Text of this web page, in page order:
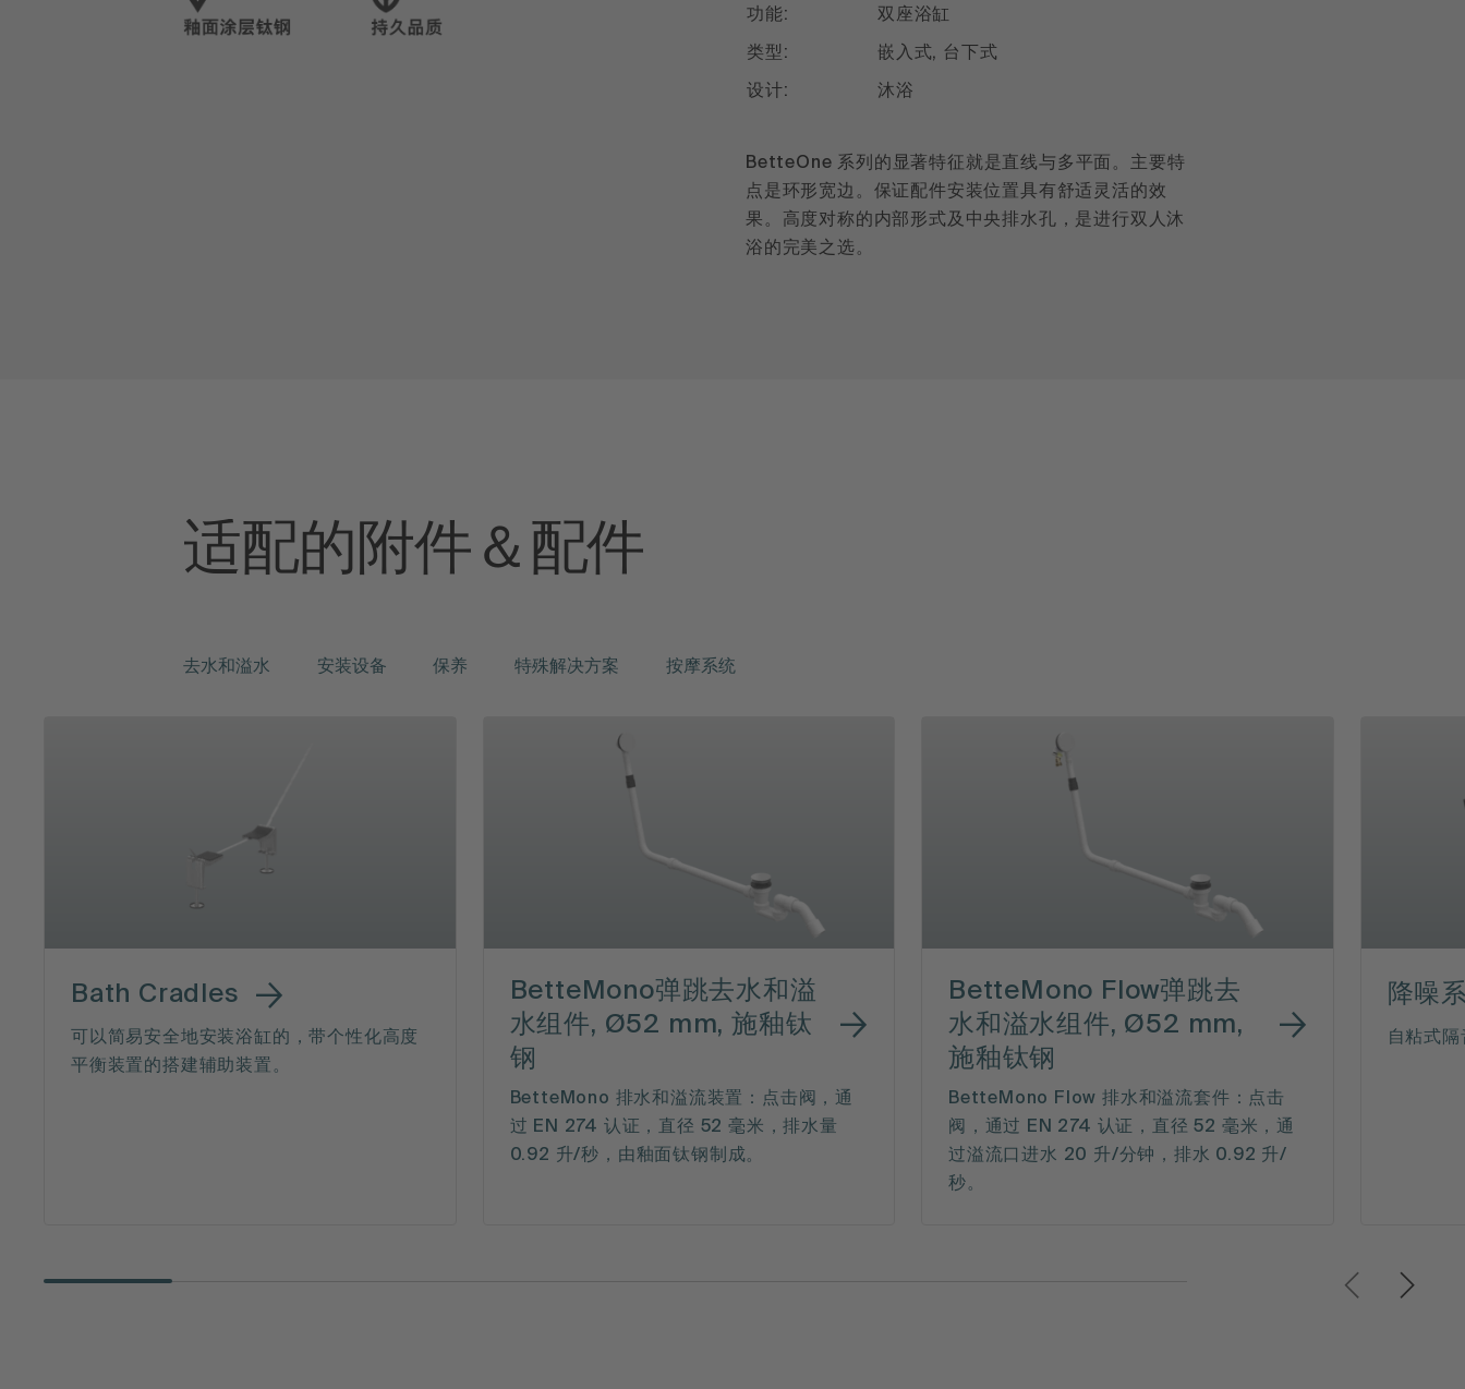
功能: 双座浴缸
类型: 嵌入式, 台下式
设计: 沐浴
BetteOne 系列的显著特征就是直线与多平面。主要特
点是环形宽边。保证配件安装位置具有舒适灵活的效
果。高度对称的内部形式及中央排水孔，是进行双人沐
浴的完美之选。
适配的附件＆配件
去水和溢水 安装设备 保养 特殊解决方案 按摩系统
Bath Cradles
可以简易安全地安装浴缸的，带个性化高度
平衡装置的搭建辅助装置。
BetteMono弹跳去水和溢
水组件, Ø52 mm, 施釉钛
钢
BetteMono 排水和溢流装置：点击阀，通
过 EN 274 认证，直径 52 毫米，排水量
0.92 升/秒，由釉面钛钢制成。
BetteMono Flow弹跳去
水和溢水组件, Ø52 mm,
施釉钛钢
BetteMono Flow 排水和溢流套件：点击
阀，通过 EN 274 认证，直径 52 毫米，通
过溢流口进水 20 升/分钟，排水 0.92 升/
秒。
降噪
自粘式